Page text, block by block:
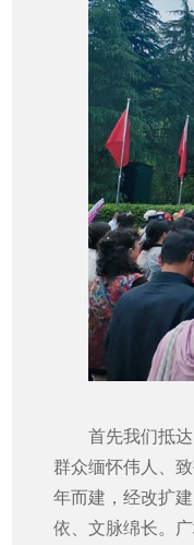
首先我们抵
群众缅怀伟人、
年而建，经改扩
依、文脉绵长。